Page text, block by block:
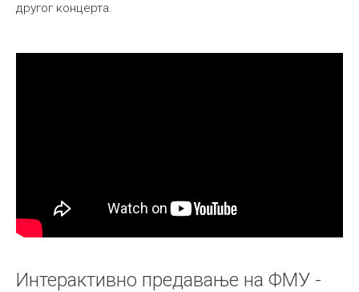
другог концерта.
Интерактивно предавање на ФМУ -